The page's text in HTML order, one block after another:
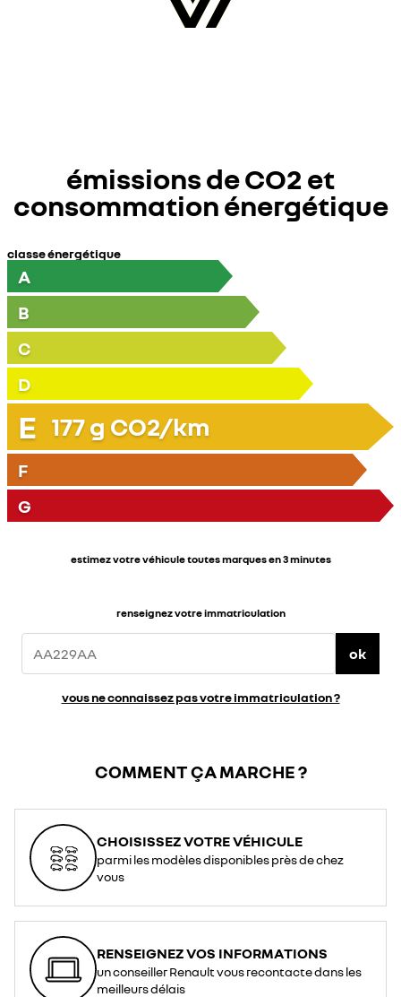
émissions de CO2 et
consommation énergétique
classe énergétique
A
B
C
D
E 177g CO2/km
F
G
estimez votre véhicule toutes marques en 3 minutes
renseignez votre immatriculation
ok
vous ne connaissez pas votre immatriculation ?
COMMENT ÇA MARCHE ?
CHOISISSEZ VOTRE VÉHICULE
parmi les modèles disponibles près de chez
vous
RENSEIGNEZ VOS INFORMATIONS
un conseiller Renault vous recontacte dans les
meilleurs délais